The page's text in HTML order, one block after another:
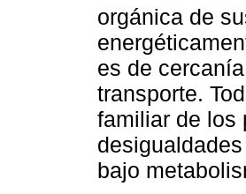
orgánica de
es de
transporte.
familiar de los
bajo